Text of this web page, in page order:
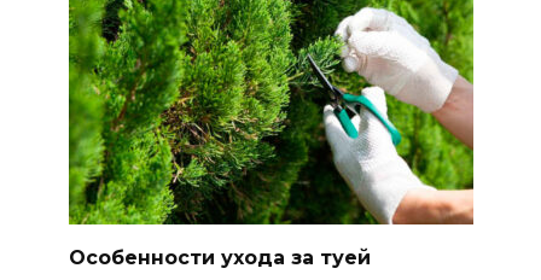
Особенности ухода за туей